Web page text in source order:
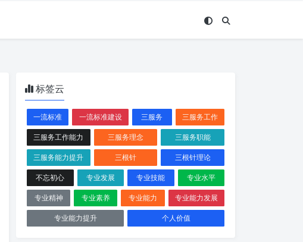
标签云
一流标准 一流标准建设 三服务
三服务工作
三服务工作能力
三服务理念
三服务职能
三服务能力提升
三根针
三根针理论
不忘初心
专业发展 专业技能
专业水平
专业精神
专业素养 专业能力
专业能力发展
专业能力提升
个人价值